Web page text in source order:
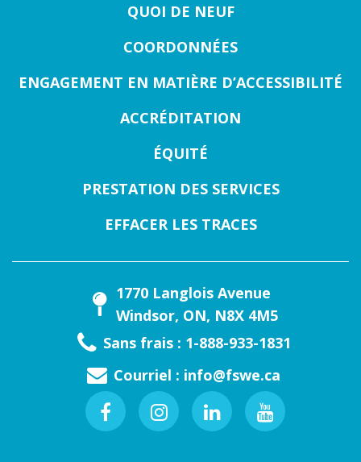
QUOI DE NEUF
COORDONNÉES
ENGAGEMENT EN MATIÈRE D’ACCESSIBILITÉ
ACCRÉDITATION
ÉQUITÉ
PRESTATION DES SERVICES
EFFACER LES TRACES
1770 Langlois Avenue
Windsor, ON, N8X 4M5
Sans frais : 1-888-933-1831
Courriel : info@fswe.ca
FacebookInstagram
LinkedinYoutube